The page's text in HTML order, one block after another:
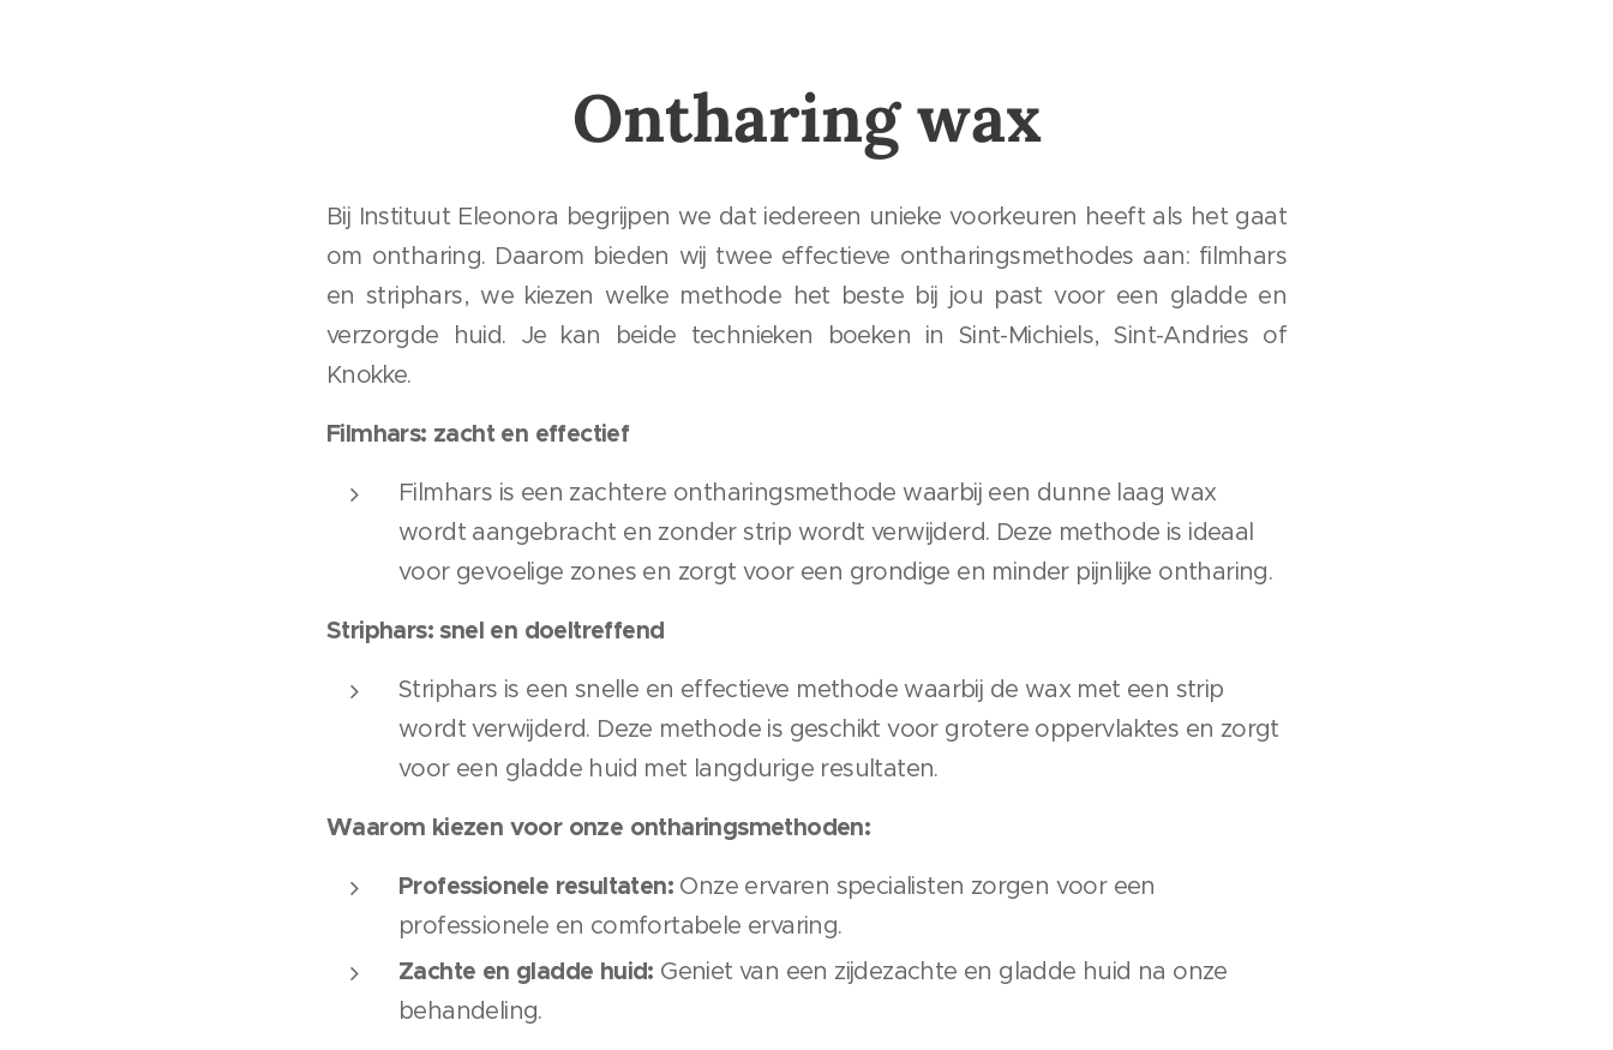
Ontharing wax
Bij Instituut Eleonora begrijpen we dat iedereen unieke voorkeuren heeft als het gaat
om ontharing. Daarom bieden wij twee effectieve ontharingsmethodes aan: filmhars
en striphars, we kiezen welke methode het beste bij jou past voor een gladde en
verzorgde huid. Je kan beide technieken boeken in Sint-Michiels, Sint-Andries of
Knokke.
Filmhars: zacht en effectief
Filmhars is een zachtere ontharingsmethode waarbij een dunne laag wax
wordt aangebracht en zonder strip wordt verwijderd. Deze methode is ideaal
voor gevoelige zones en zorgt voor een grondige en minder pijnlijke ontharing.
Striphars: snel en doeltreffend
Striphars is een snelle en effectieve methode waarbij de wax met een strip
wordt verwijderd. Deze methode is geschikt voor grotere oppervlaktes en zorgt
voor een gladde huid met langdurige resultaten.
Waarom kiezen voor onze ontharingsmethoden:
Professionele resultaten: Onze ervaren specialisten zorgen voor een
professionele en comfortabele ervaring.
Zachte en gladde huid: Geniet van een zijdezachte en gladde huid na onze
behandeling.